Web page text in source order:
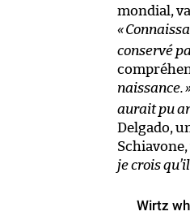
mondial,
«
conservé
naissance.
aurait pu
Delgado,
je crois
Wirtz